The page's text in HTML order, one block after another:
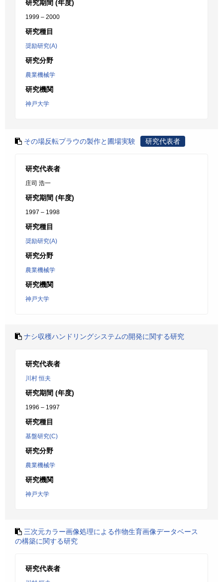
研究期間 (年度)
1999 – 2000
研究種目
奨励研究(A)
研究分野
農業機械学
研究機関
神戸大学
その場反転プラウの製作と圃場実験 研究代表者
研究代表者
庄司 浩一
研究期間 (年度)
1997 – 1998
研究種目
奨励研究(A)
研究分野
農業機械学
研究機関
神戸大学
ナシ収穫ハンドリングシステムの開発に関する研究
研究代表者
川村 恒夫
研究期間 (年度)
1996 – 1997
研究種目
基盤研究(C)
研究分野
農業機械学
研究機関
神戸大学
三次元カラー画像処理による作物生育画像データベース
の構築に関する研究
研究代表者